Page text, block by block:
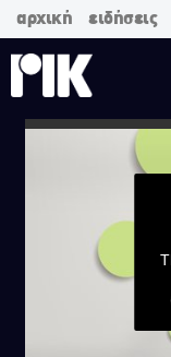
αρχική ειδήσεις